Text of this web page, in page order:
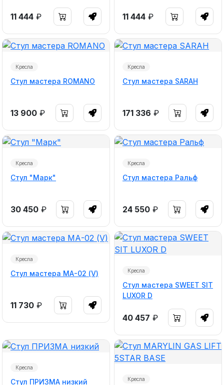
11 444 ₽ 11 444 ₽
Кресла
Стул мастера ROMANO
13 900 ₽
Кресла
Стул мастера SARAH
171 336 ₽
Кресла
Стул "Марк"
30 450 ₽
Кресла
Стул мастера Ральф
24 550 ₽
Кресла
Стул мастера МА-02 (V)
11 730 ₽
Кресла
Стул мастера SWEET SIT
LUXOR D
40 457 ₽
Кресла
Стул ПРИЗМА низкий Кресла